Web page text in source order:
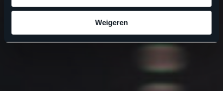
Weigeren